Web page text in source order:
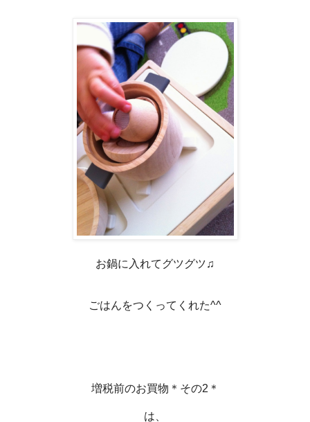
お鍋に入れてグツグツ♫
ごはんをつくってくれた^^
増税前のお買物＊その2＊
は、